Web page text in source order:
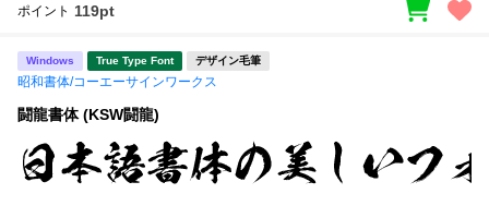
ポイント 119pt
Windows True Type Font デザイン毛筆
昭和書体/コーエーサインワークス
闘龍書体 (KSW闘龍)